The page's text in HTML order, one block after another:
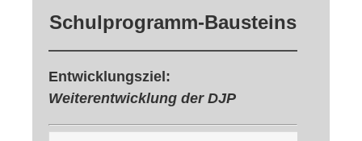
Schulprogramm-Bausteins
Entwicklungsziel:
Weiterentwicklung der DJP